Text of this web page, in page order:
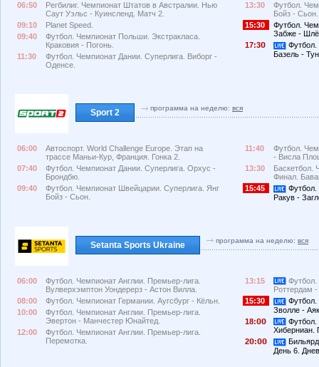
06:50
Регбилиг. Чемпионат Штатов в Австралии. Нью
Саут Уэльс - Куинсленд. Матч 2.
09:10
Planet Speed.
09:40
Футбол. Чемпионат Польши. Экстракласа.
Краковия - Погонь.
11:30
Футбол. Чемпионат Дании. Суперлига. Виборг -
Оденсе.
13:30
Футбол.
Бойз - Сьон.
15:30
Футбол.
Забже -
17:3
Футбол.
Базель -
Sport 2 программа на неделю: вся
06:00
Автоспорт. World Challenge Europe. Этап на
трассе Маньи-Кур, Франция. Гонка 2.
07:40
Футбол. Чемпионат Дании. Суперлига. Орхус -
Брондбю.
09:40
Футбол. Чемпионат Швейцарии. Суперлига. Янг
Бойз - Сьон.
11:40
Футбол.
- Висла
13:30
Баскетбол.
Финал.
15:45
Футбол.
Ракув -
Setanta Sports Ukraine программа на неделю: вся
06:00
Футбол. Чемпионат Англии. Премьер-лига.
Вулверхэмптон Уондерерз - Астон Вилла.
08:00
Футбол. Чемпионат Германии. Аугсбург - Кёльн.
10:00
Футбол. Чемпионат Англии. Премьер-лига.
Эвертон - Манчестер Юнайтед.
12:00
Футбол. Чемпионат Англии. Премьер-лига.
Перемотка.
13:15
Футбол.
Роттердам
15:30
Зволле -
18:
Футбол.
Хиберниан.
2
:
День 6.